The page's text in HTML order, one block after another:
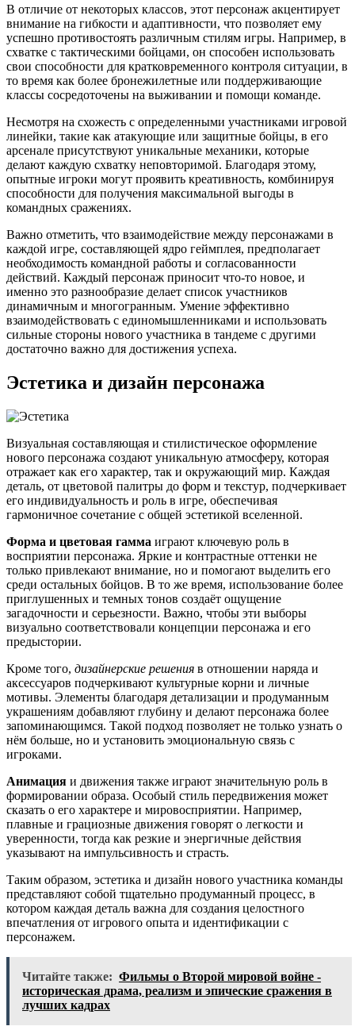
В отличие от некоторых классов, этот персонаж акцентирует
внимание на гибкости и адаптивности, что позволяет ему
успешно противостоять различным стилям игры. Например, в
схватке с тактическими бойцами, он способен использовать
свои способности для кратковременного контроля ситуации, в
то время как более бронежилетные или поддерживающие
классы сосредоточены на выживании и помощи команде.
Несмотря на схожесть с определенными участниками игровой
линейки, такие как атакующие или защитные бойцы, в его
арсенале присутствуют уникальные механики, которые
делают каждую схватку неповторимой. Благодаря этому,
опытные игроки могут проявить креативность, комбинируя
способности для получения максимальной выгоды в
командных сражениях.
Важно отметить, что взаимодействие между персонажами в
каждой игре, составляющей ядро геймплея, предполагает
необходимость командной работы и согласованности
действий. Каждый персонаж приносит что-то новое, и
именно это разнообразие делает список участников
динамичным и многогранным. Умение эффективно
взаимодействовать с единомышленниками и использовать
сильные стороны нового участника в тандеме с другими
достаточно важно для достижения успеха.
Эстетика и дизайн персонажа
Визуальная составляющая и стилистическое оформление
нового персонажа создают уникальную атмосферу, которая
отражает как его характер, так и окружающий мир. Каждая
деталь, от цветовой палитры до форм и текстур, подчеркивает
его индивидуальность и роль в игре, обеспечивая
гармоничное сочетание с общей эстетикой вселенной.
Форма и цветовая гамма играют ключевую роль в
восприятии персонажа. Яркие и контрастные оттенки не
только привлекают внимание, но и помогают выделить его
среди остальных бойцов. В то же время, использование более
приглушенных и темных тонов создаёт ощущение
загадочности и серьезности. Важно, чтобы эти выборы
визуально соответствовали концепции персонажа и его
предыстории.
Кроме того, дизайнерские решения в отношении наряда и
аксессуаров подчеркивают культурные корни и личные
мотивы. Элементы благодаря детализации и продуманным
украшениям добавляют глубину и делают персонажа более
запоминающимся. Такой подход позволяет не только узнать о
нём больше, но и установить эмоциональную связь с
игроками.
Aнимация и движения также играют значительную роль в
формировании образа. Особый стиль передвижения может
сказать о его характере и мировосприятии. Например,
плавные и грациозные движения говорят о легкости и
уверенности, тогда как резкие и энергичные действия
указывают на импульсивность и страсть.
Таким образом, эстетика и дизайн нового участника команды
представляют собой тщательно продуманный процесс, в
котором каждая деталь важна для создания целостного
впечатления от игрового опыта и идентификации с
персонажем.
Читайте также: Фильмы о Второй мировой войне -
историческая драма, реализм и эпические сражения в
лучших кадрах